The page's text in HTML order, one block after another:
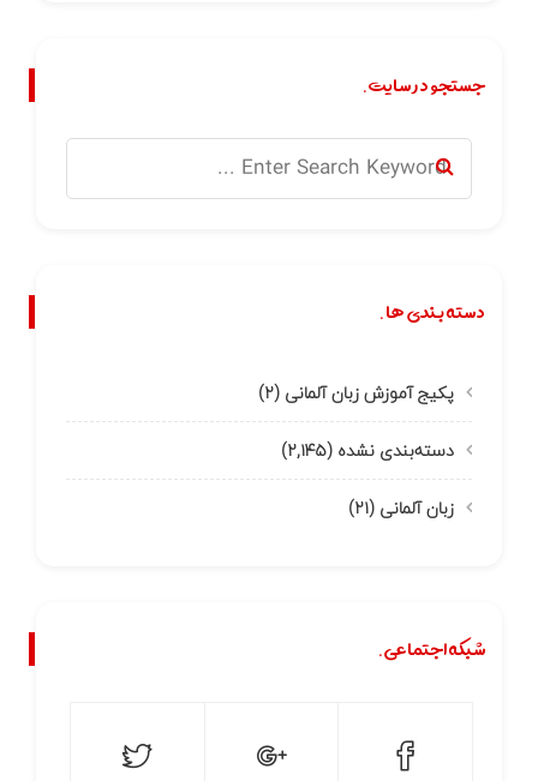
جستجو در سایت.
دسته بندی ها.
پکیج آموزش زبان آلمانی (۲)
دسته‌بندی نشده (۲,۱۴۵)
زبان آلمانی (۲۱)
شبکه اجتماعی.